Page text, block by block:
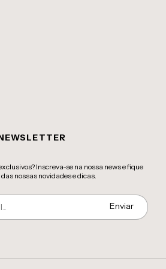
Inscreva-se na nossa news e fique
nossas novidades e dicas.